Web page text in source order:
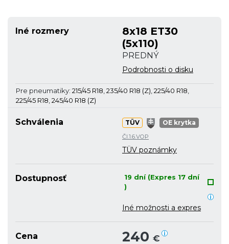
Iné rozmery
8x18 ET30
(5x110)
PREDNÝ
Podrobnosti o disku
Schválenia TÜV OE krytka
Čl.1.6.VOP
TÜV poznámky
Dostupnosť
19 dní (Expres 17 dní
)
Iné možnosti a expres
Cena 240 €
Pre pneumatiky: 215/45 R18 235/40 R18 (Z) 225/40 R18
225/45 R18 245/40 R18 (Z)